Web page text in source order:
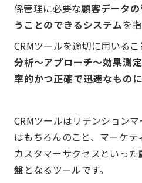
係管理に必要な顧客データ
うことのできるシステムを
CRMツールを適切に用いる
分析〜アプローチ〜効果測
率的かつ正確で迅速なもの
CRMツールはリテンション
はもちろんのこと、マーケテ
カスタマーサクセスといった
盤 となるツールです。